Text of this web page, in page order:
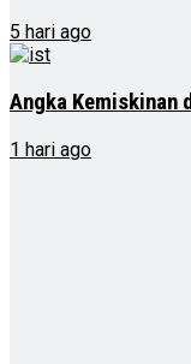
5 hari ago
Angka Kemiskinan
1 hari ago